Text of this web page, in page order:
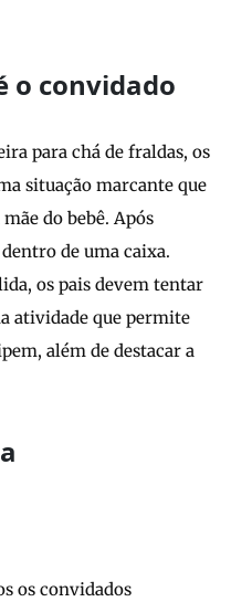
o convidado
para chá de fraldas, os
situação marcante que
do bebê. Após
de uma caixa.
os pais devem tentar
atividade que permite
além de destacar a
os convidados